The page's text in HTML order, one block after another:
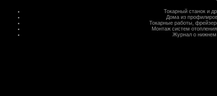
Токарный станок и
Дома из
Токарные работы
Монтаж систем отопления
Журнал о нижнем